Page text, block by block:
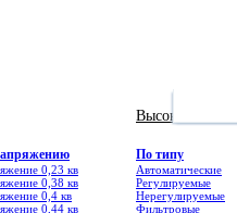
0,23 кв
0,38 кв
0,4 кв
0,44 кв
Высоковольтные
По типу
Автоматические
Регулируемые
Нерегулируемые
Фильтровые